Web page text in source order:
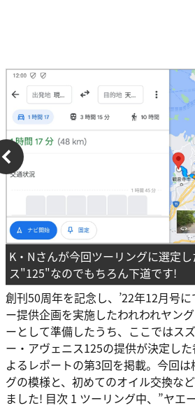
K・Nさんが今回ツーリングに選定
ス"125"なのでもちろん下道です!
創刊50周年を記念し、’22年12月号
ー提供企画を実施したわれわれヤン
ーとして準備したうち、ここではス
ー・アヴェニス125の提供が決定し
よるレポートの第3回を掲載。今回
グの模様と、初めてのオイル交換な
ました! 目次 1 ツーリング中、”ヤエ